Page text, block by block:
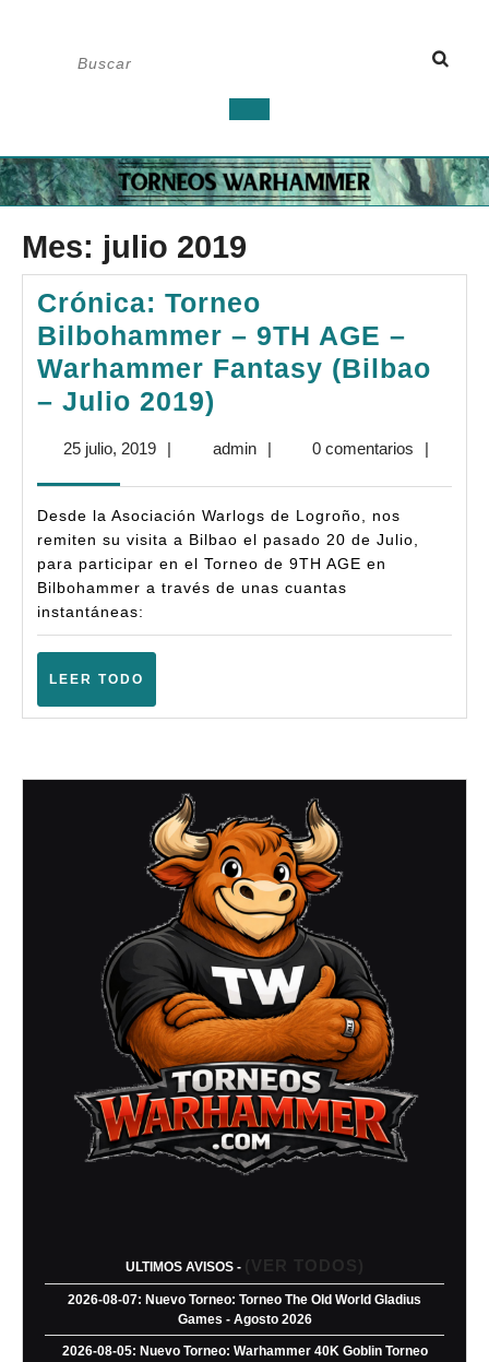
de
apertura
Mes: julio 2019
Crónica: Torneo
Bilbohammer – 9TH AGE –
Warhammer Fantasy (Bilbao
– Julio 2019)
Bilbohammer
9TH
AGE
–
Warhammer
–
25 julio, 201925| adminadmin
| 0 comentarios |
Desde la Asociación Warlogs de Logroño, nos
remiten su visita a Bilbao el pasado 20 de Julio,
para participar en el Torneo de 9TH AGE en
Bilbohammer a través de unas cuantas
instantáneas:
LEER TODO
ULTIMOS AVISOS - (VER TODOS)
2026-08-07: Nuevo Torneo: Torneo The Old World Gladius
Games - Agosto 2026
2026-08-05: Nuevo Torneo: Warhammer 40K Goblin Torneo